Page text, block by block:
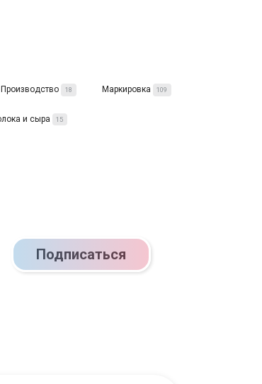
Производство 18 Маркировка 109
и сыра 15
Подписаться